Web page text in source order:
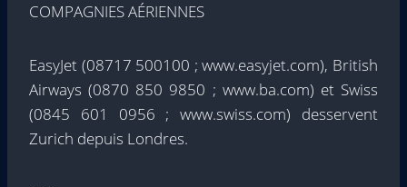
COMPAGNIES AÉRIENNES
EasyJet (08717 500100 ; www.easyjet.com), British
Airways (0870 850 9850 ; www.ba.com) et Swiss
(0845 601 0956 ; www.swiss.com) desservent
Zurich depuis Londres.